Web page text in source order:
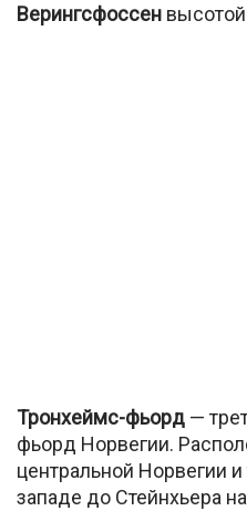
Верингсфоссен
Тронхеймс-фьорд —
фьорд Норвегии.
центральной Норвегии
западе до Стейнхьера